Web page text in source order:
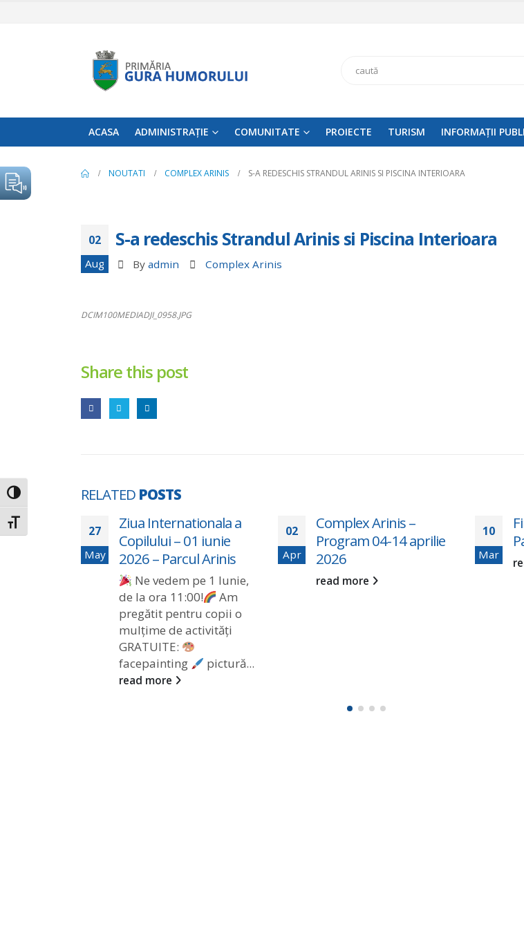
Toggle High Contrast
Toggle Font size
Search
ACASA ADMINISTRAȚIE COMUNITATE PROIECTE TURISM INFORMAȚII
NOUTATI COMPLEX ARINIS S-A REDESCHIS STRANDUL ARINIS SI PISCINA INTERIOARA
02
Aug
S-a redeschis Strandul Arinis si Piscina Interioara
By admin Complex Arinis
DCIM100MEDIADJI_0958.JPG
Share this post
RELATED POSTS
2026
27
May
Ziua Internationala a
Copilului – 01 iunie
2026 – Parcul Arinis
Ne vedem pe 1 Iunie,
de la ora 11:00!
Am
pregătit pentru copii o
mulțime de activități
GRATUITE:
facepainting
pictură...
read more
02
Apr
Complex Arinis –
Program 04-14 aprilie
2026
read more
10
Mar